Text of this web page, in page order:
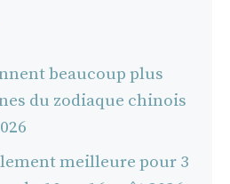
beaucoup plus
du zodiaque chinois
meilleure pour 3